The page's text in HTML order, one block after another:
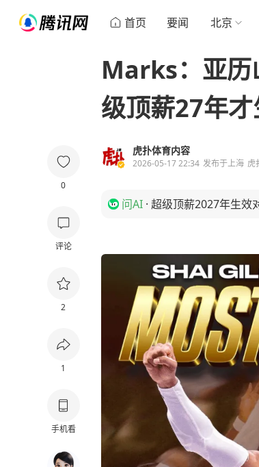
首页 要闻 北京
0
评论
2
1
手机看
Marks：亚历
级顶薪27年
虎扑体育内容
2026-05-17 22:34 发布于上海 虎
问AI · 超级顶薪2027年生效